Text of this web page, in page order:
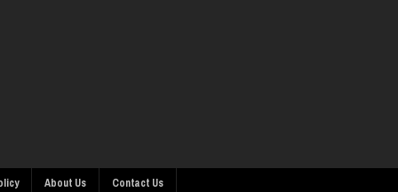
About Us Contact Us